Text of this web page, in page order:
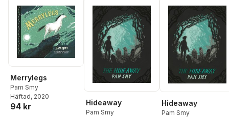
Merrylegs
Pam Smy
Häftad, 2020
94 kr Hideaway
Pam Smy
Hideaway
Pam Smy